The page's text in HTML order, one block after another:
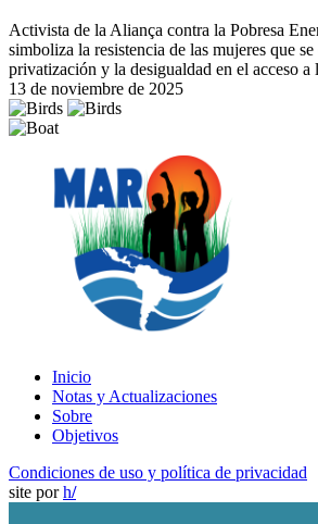
Activista de la Aliança contra la Pobresa
simboliza la resistencia de las mujeres que
privatización y la desigualdad en el acceso a
13 de noviembre de 2025
Inicio
Notas y Actualizaciones
Sobre
Objetivos
Condiciones de uso y política de privacidad
site por h/